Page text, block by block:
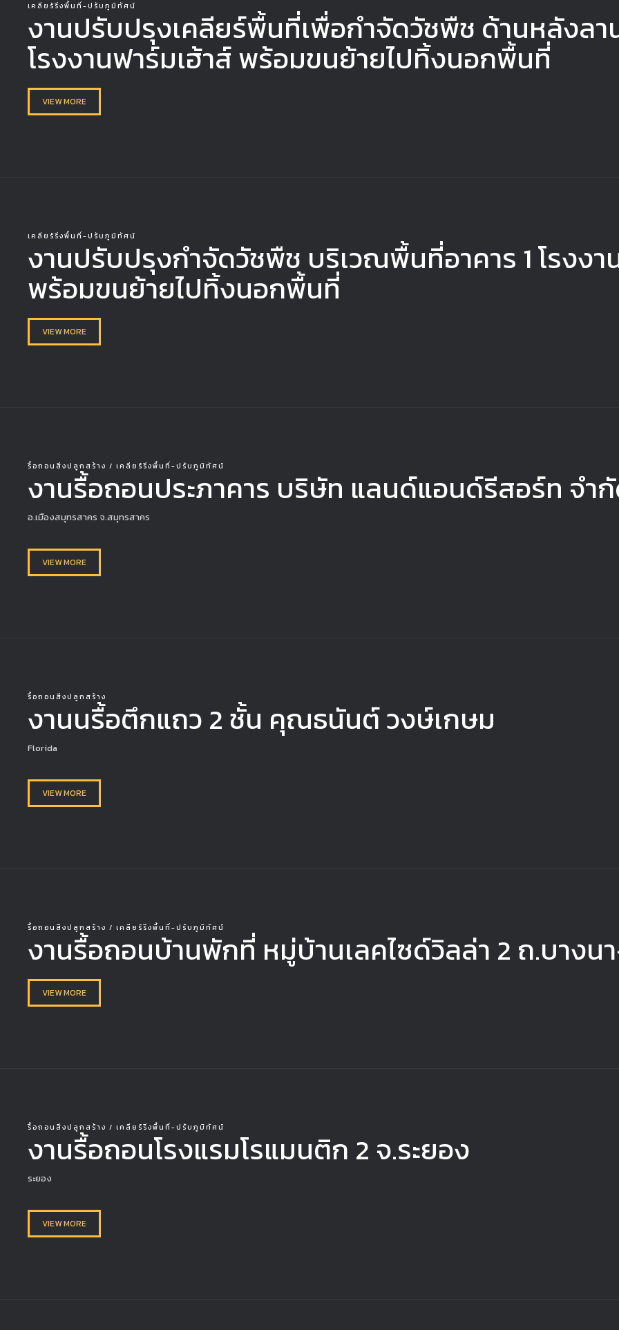
เคลียร์ริ่งพื้นที่-ปรับภูมิทัศน์
งานปรับปรุงเคลียร์พื้นที่เพื่อกำจัดวัชพืช ด้านหลังล
โรงงานฟาร์มเฮ้าส์ พร้อมขนย้ายไปทิ้งนอกพื้นที่
VIEW MORE
เคลียร์ริ่งพื้นที่-ปรับภูมิทัศน์
งานปรับปรุงกำจัดวัชพืช บริเวณพื้นที่อาคาร 1 โรงงา
พร้อมขนย้ายไปทิ้งนอกพื้นที่
VIEW MORE
รื้อถอนสิ่งปลูกสร้าง / เคลียร์ริ่งพื้นที่-ปรับภูมิทัศน์
งานรื้อถอนประภาคาร บริษัท แลนด์แอนด์รีสอร์ท จำ
อ.เมืองสมุทรสาคร จ.สมุทรสาคร
VIEW MORE
รื้อถอนสิ่งปลูกสร้าง
งานนรื้อตึกแถว 2 ชั้น คุณธนันต์ วงษ์เกษม
Florida
VIEW MORE
รื้อถอนสิ่งปลูกสร้าง / เคลียร์ริ่งพื้นที่-ปรับภูมิทัศน์
งานรื้อถอนบ้านพักที่ หมู่บ้านเลคไซด์วิลล่า 2 ถ.บางน
VIEW MORE
รื้อถอนสิ่งปลูกสร้าง / เคลียร์ริ่งพื้นที่-ปรับภูมิทัศน์
งานรื้อถอนโรงแรมโรแมนติก 2 จ.ระยอง
ระยอง
VIEW MORE